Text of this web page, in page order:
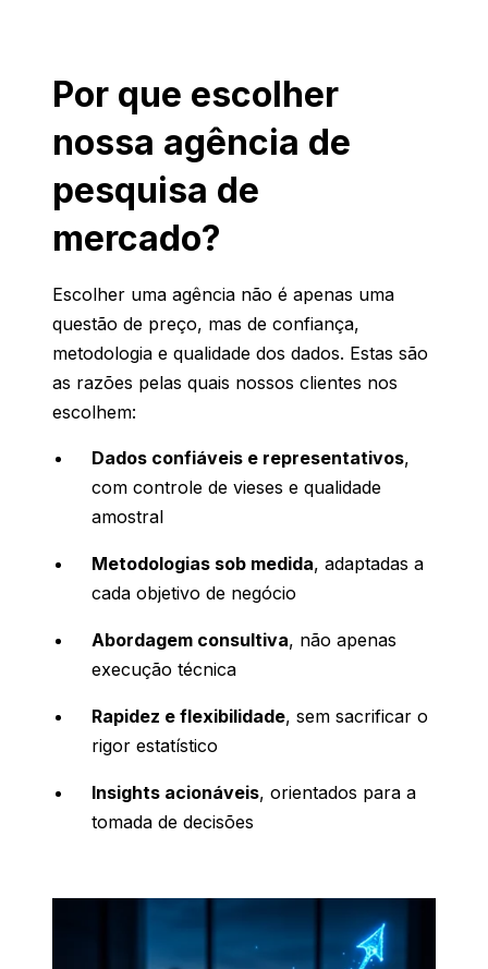
Por que escolher
nossa agência de
pesquisa de
mercado?
Escolher uma agência não é apenas uma
questão de preço, mas de confiança,
metodologia e qualidade dos dados. Estas são
as razões pelas quais nossos clientes nos
escolhem:
Dados confiáveis e representativos,
com controle de vieses e qualidade
amostral
Metodologias sob medida, adaptadas a
cada objetivo de negócio
Abordagem consultiva, não apenas
execução técnica
Rapidez e flexibilidade, sem sacrificar o
rigor estatístico
Insights acionáveis, orientados para a
tomada de decisões